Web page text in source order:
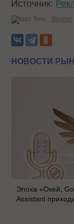
Источник:
Теги: Яндекс
НОВОСТИ
Эпоха «Окей,
Assistant